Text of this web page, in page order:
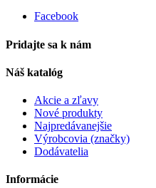
Facebook
Pridajte sa k nám
Náš katalóg
Akcie a zľavy
Nové produkty
Najpredávanejšie
Výrobcovia (značky)
Dodávatelia
Informácie